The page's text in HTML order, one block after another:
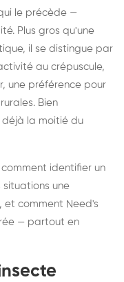
le précède —
Plus gros qu'une
il se distingue par
au crépuscule,
une préférence pour
Bien
la moitié du
identifier un
situations une
et comment Need's
— partout en